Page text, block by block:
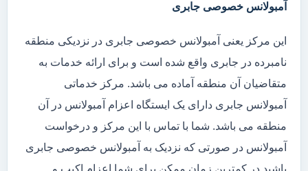
آمبولانس خصوصی جابری
این مرکز یعنی آمبولانس خصوصی جابری در نزدیکی منطقه
نامبرده در جابری واقع شده است و برای ارائه خدمات به
متقاضیان آن منطقه آماده می باشد. مرکز خدماتی
آمبولانس جابری دارای یک ایستگاه اعزام آمبولانس در آن
منطقه می باشد. شما با تماس با این مرکز و درخواست
آمبولانس در صورتی که نزدیک به آمبولانس خصوصی جابری